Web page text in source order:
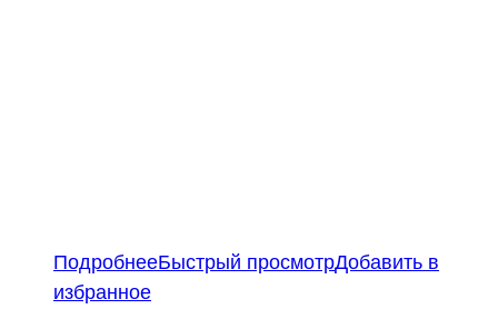
ПодробнееБыстрый просмотрДобавить в
избранное